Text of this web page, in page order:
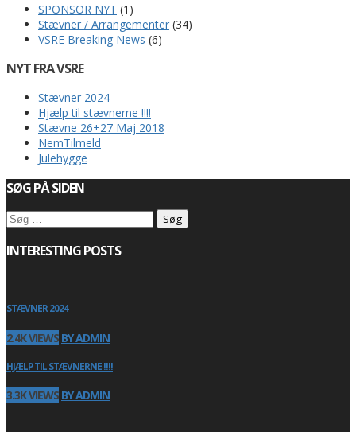
SPONSOR NYT (1)
Stævner / Arrangementer (34)
VSRE Breaking News (6)
NYT FRA VSRE
Stævner 2024
Hjælp til stævnerne !!!!
Stævne 26+27 Maj 2018
NemTilmeld
Julehygge
SØG PÅ SIDEN
Søg
efter:
INTERESTING POSTS
STÆVNER 2024
2.4K VIEWS BY ADMIN
HJÆLP TIL STÆVNERNE !!!!
3.3K VIEWS BY ADMIN